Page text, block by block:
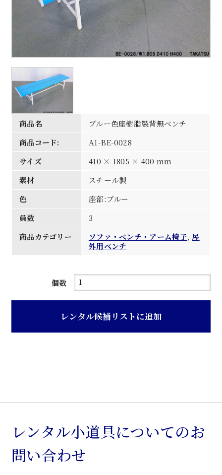
商品名
ブルー色座樹脂製背無ベンチ
商品コード:
A1-BE-0028
サイズ
410 × 1805 × 400 mm
素材
スチール製
色
座部:ブルー
員数
3
商品カテゴリー
ソファ・べンチ・アーム椅子, 屋
外用ベンチ
個数
ブ
色
ベ
ン
チ
レンタル候補リストに追加
レンタル小道具についてのお
問い合わせ